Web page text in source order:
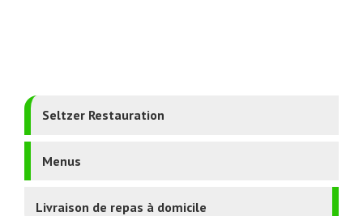
Seltzer Restauration
Menus
Livraison de repas à domicile